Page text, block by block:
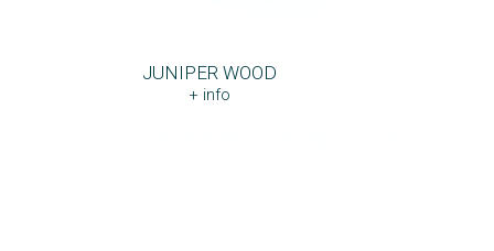
JUNIPER WOOD
+ info